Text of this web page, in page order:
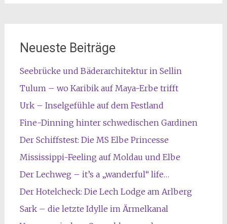
Neueste Beiträge
Seebrücke und Bäderarchitektur in Sellin
Tulum – wo Karibik auf Maya-Erbe trifft
Urk – Inselgefühle auf dem Festland
Fine-Dinning hinter schwedischen Gardinen
Der Schiffstest: Die MS Elbe Princesse
Mississippi-Feeling auf Moldau und Elbe
Der Lechweg – it’s a „wanderful“ life…
Der Hotelcheck: Die Lech Lodge am Arlberg
Sark – die letzte Idylle im Ärmelkanal